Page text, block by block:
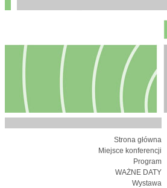
Strona główna
Miejsce konferencji
Program
WAŻNE DATY
Wystawa